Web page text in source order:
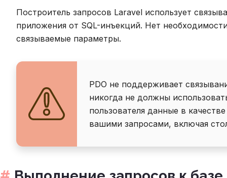
Построитель запросов Laravel использует
приложения от SQL-инъекций. Нет
связываемые параметры.
PDO не поддерживает
никогда не должны
пользователя данные в
вашими запросами, включая